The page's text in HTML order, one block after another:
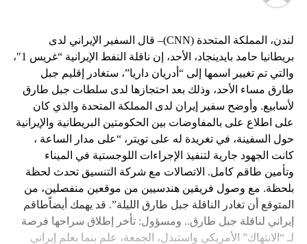
لندن، المملكة المتحدة (CNN)– قال السفير الإيراني لدى
بريطانيا حامد بايدينجاد، الأحد، إن ناقلة النفط الإيرانية “غريس 1″،
والتي تم تغيير اسمها إلى “أدريان داريا”، ستغادر إقليم جبل
طارق مساء الأحد، وذلك بعد احتجازها لدى سلطات جبل طارق
لأسابيع. وأوضح سفير إيران لدى المملكة المتحدة والذي كان
على اطلاع على بالمفاوضات بين الحكومتين البريطانية والإيرانية
حول السفينة، في تغريدة له على تويتر، “على مدار الساعة ،
كانت الجهود جارية لتنفيذ الإجراءات اللوجستية في الميناء
وتأمين طاقم كامل. الاتصالات مع شركة التنسيق تحدث لحظة
بلحظة. مع وصول فريقين هندسيين من موقعين منفصلين، من
المتوقع أن تغادر الناقلة جبل طارق الليلة”. قد يهمك أيضاًطاقم
إيراني لناقلة جبل طارق.. ومسؤول: تأخر إطلاق سراحها فرصة
لـ “الانتهاك” الأمريكي واستبدل، الجمعة، علم بنما بعلم إيراني